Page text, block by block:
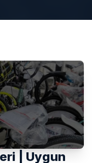
| Uygun